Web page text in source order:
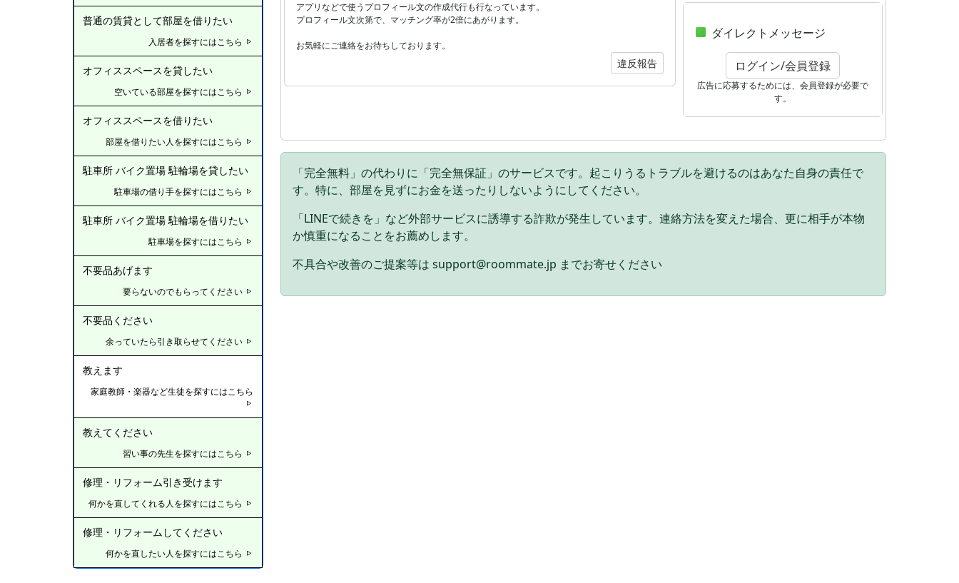
普通の賃貸として部屋を借りたい
入居者を探すにはこちら
オフィススペースを貸したい
空いている部屋を探すにはこちら
オフィススペースを借りたい
部屋を借りたい人を探すにはこちら
駐車所 バイク置場 駐輪場を貸したい
駐車場の借り手を探すにはこちら
駐車所 バイク置場 駐輪場を借りたい
駐車場を探すにはこちら
不要品あげます
要らないのでもらってください
不要品ください
余っていたら引き取らせてください
教えます
家庭教師・楽器など生徒を探すにはこちら
教えてください
習い事の先生を探すにはこちら
修理・リフォーム引き受けます
何かを直してくれる人を探すにはこちら
修理・リフォームしてください
何かを直したい人を探すにはこちら
アプリなどで使うプロフィール文の作成代行も行なっています。
プロフィール文次第で、マッチング率が2倍にあがります。
お気軽にご連絡をお待ちしております。
違反報告
ダイレクトメッセージ
ログイン/会員登録
広告に応募するためには、会員登録が必要で
す。
「完全無料」の代わりに「完全無保証」のサービスです。起こりうるトラブルを避けるのはあなた自身の責任で
す。特に、部屋を見ずにお金を送ったりしないようにしてください。
「LINEで続きを」など外部サービスに誘導する詐欺が発生しています。連絡方法を変えた場合、更に相手が本物
か慎重になることをお薦めします。
不具合や改善のご提案等は support@roommate.jp までお寄せください